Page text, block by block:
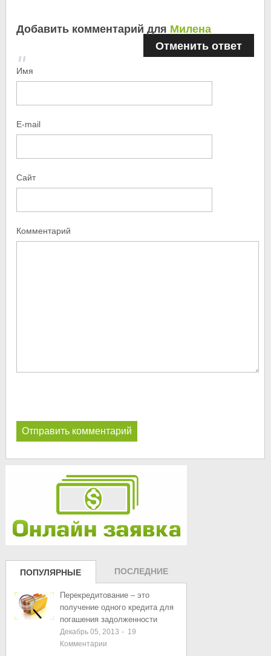
Добавить комментарий для Милена
Отменить ответ
Имя
E-mail
Сайт
Комментарий
ПОПУЛЯРНЫЕ
ЗАПИСИ
ПОСЛЕДНИЕ
ЗАПИСИ
Перекредитование – это
получение одного кредита для
погашения задолженности
Декабрь 05, 2013 - 19
Комментарии